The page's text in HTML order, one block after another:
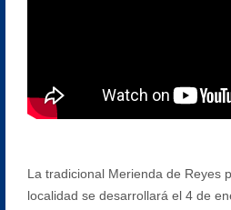
La tradicional Merienda de Reyes
localidad se desarrollará el 4 de